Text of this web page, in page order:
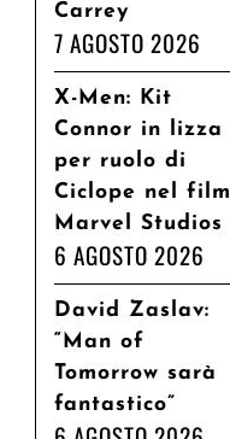
Carrey
7 AGOSTO 2026
X-Men: Kit
Connor in lizza
per ruolo di
Ciclope nel film
Marvel Studios
6 AGOSTO 2026
David Zaslav:
“Man of
Tomorrow sarà
fantastico”